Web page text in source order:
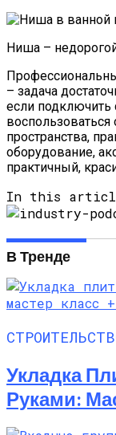
Ниша –
– задача
если
пространства,
оборудование,
практичный,
In this
В Тренде
Укладка
Руками: